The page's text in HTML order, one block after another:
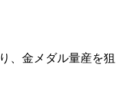
、金メダル量産を狙